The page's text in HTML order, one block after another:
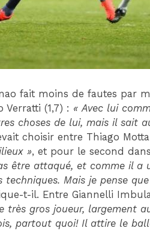
fait moins de fautes par
Verratti (1,7) : « Avec lui
choses de lui, mais il sait
choisir entre Thiago
», et pour le second
être attaqué, et comme il a
Mais je pense
t-il. Entre Giannelli
très gros joueur, largement
partout quoi! Il attire le